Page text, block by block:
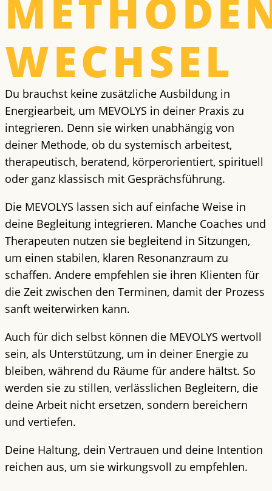
WECHSEL
Du brauchst keine zusätzliche Ausbildung in
Energiearbeit, um MEVOLYS in deiner Praxis zu
integrieren. Denn sie wirken unabhängig von
deiner Methode, ob du systemisch arbeitest,
therapeutisch, beratend, körperorientiert, spirituell
oder ganz klassisch mit Gesprächsführung.
Die MEVOLYS lassen sich auf einfache Weise in
deine Begleitung integrieren. Manche Coaches und
Therapeuten nutzen sie begleitend in Sitzungen,
um einen stabilen, klaren Resonanzraum zu
schaffen. Andere empfehlen sie ihren Klienten für
die Zeit zwischen den Terminen, damit der Prozess
sanft weiterwirken kann.
Auch für dich selbst können die MEVOLYS wertvoll
sein, als Unterstützung, um in deiner Energie zu
bleiben, während du Räume für andere hältst. So
werden sie zu stillen, verlässlichen Begleitern, die
deine Arbeit nicht ersetzen, sondern bereichern
und vertiefen.
Deine Haltung, dein Vertrauen und deine Intention
reichen aus, um sie wirkungsvoll zu empfehlen.